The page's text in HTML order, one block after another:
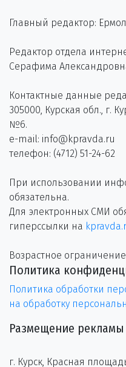
Главный редактор:
Редактор отдела
Серафима
Контактные данные
305000, Курская обл., г.
№6.
e-mail: info@kpravda.ru
телефон: (4712) 51-24-62
При использовании
обязательна.
Для электронных СМИ
гиперссылки на
Возрастное ограничение
Политика
Политика обработки
на обработку
Размещение рекламы
г. Курск, Красная